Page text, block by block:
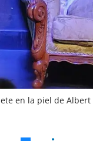
en la piel de